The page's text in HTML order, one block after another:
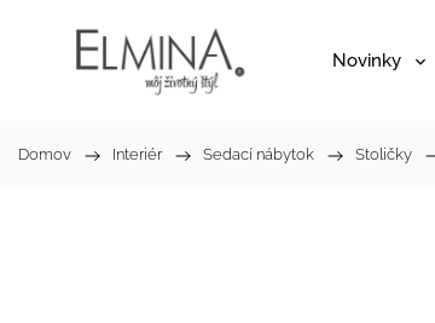
Novinky
Domov / Interiér / Sedací nábytok / Stoličky /